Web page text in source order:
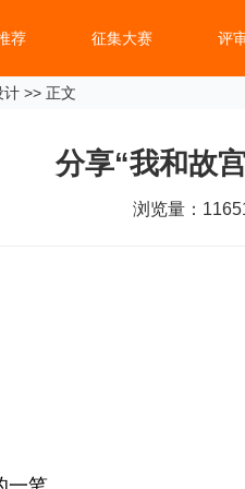
荐 征集大赛 评
计 >> 正文
分享“我和故
浏览量：